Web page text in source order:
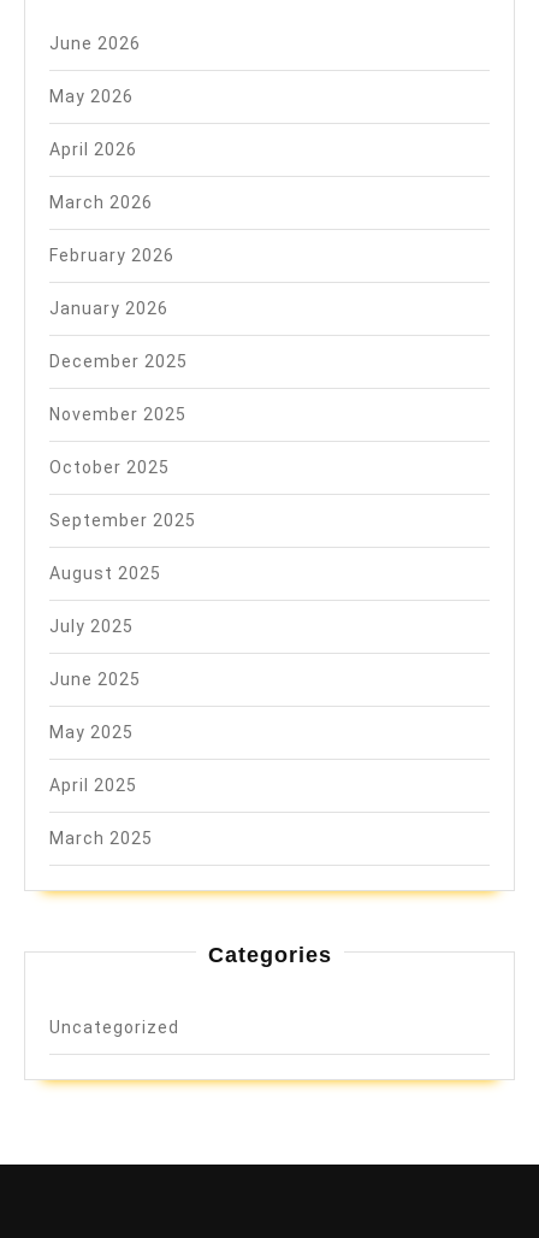
June 2026
May 2026
April 2026
March 2026
February 2026
January 2026
December 2025
November 2025
October 2025
September 2025
August 2025
July 2025
June 2025
May 2025
April 2025
March 2025
Categories
Uncategorized